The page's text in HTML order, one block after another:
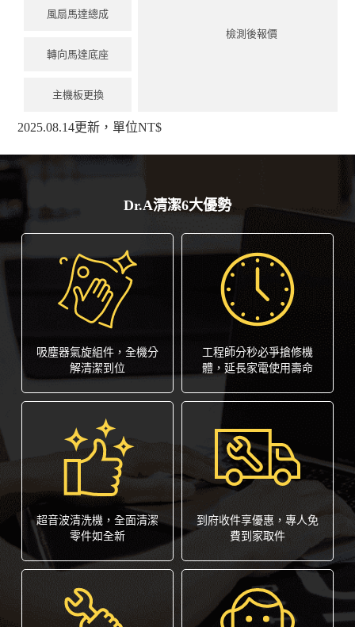
檢測後報價
風扇⾺達總成
轉向⾺達底座
主機板更換
2025.08.14更新，單位NT$
Dr.A清潔6大優勢
吸塵器氣旋組件，全機分
解清潔到位
工程師分秒必爭搶修機
體，延長家電使用壽命
超音波清洗機，全面清潔
零件如全新
到府收件享優惠，專人免
費到家取件